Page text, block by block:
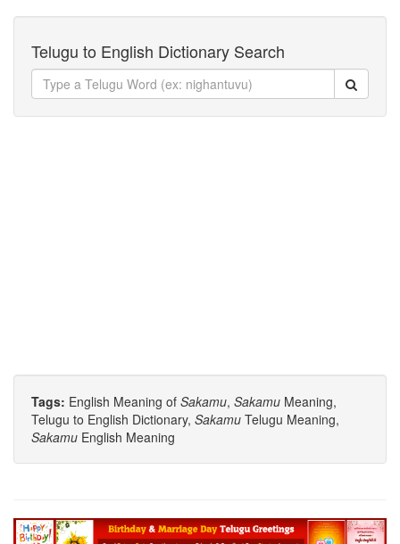
Telugu to English Dictionary Search
Tags: English Meaning of Sakamu, Sakamu Meaning,
Telugu to English Dictionary, Sakamu Telugu Meaning,
Sakamu English Meaning